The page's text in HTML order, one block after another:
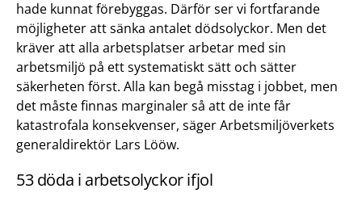
hade kunnat förebyggas. Därför ser vi fortfarande
möjligheter att sänka antalet dödsolyckor. Men det
kräver att alla arbetsplatser arbetar med sin
arbetsmiljö på ett systematiskt sätt och sätter
säkerheten först. Alla kan begå misstag i jobbet, men
det måste finnas marginaler så att de inte får
katastrofala konsekvenser, säger Arbetsmiljöverkets
generaldirektör Lars Lööw.
53 döda i arbetsolyckor ifjol